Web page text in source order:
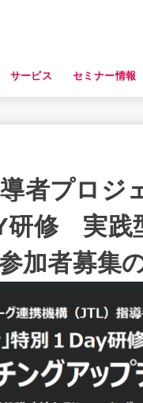
サービス セミナー情報
導者プロ
修 実践
加者募集